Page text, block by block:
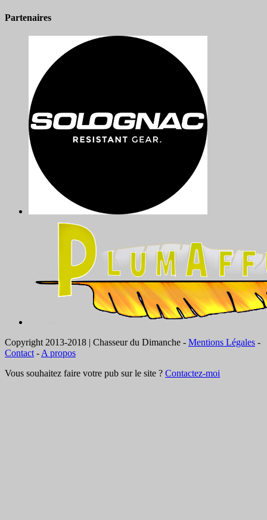
Partenaires
Copyright 2013-2018 | Chasseur du Dimanche - Mentions Légales -
Contact - A propos
Vous souhaitez faire votre pub sur le site ? Contactez-moi